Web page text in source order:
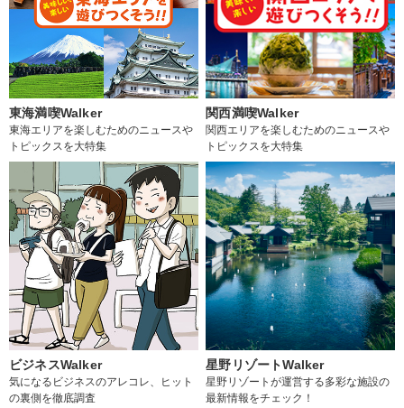
東海満喫Walker
東海エリアを楽しむためのニュースや
トピックスを大特集
関西満喫Walker
関西エリアを楽しむためのニュースや
トピックスを大特集
ビジネスWalker
気になるビジネスのアレコレ、ヒット
の裏側を徹底調査
星野リゾートWalker
星野リゾートが運営する多彩な施設の
最新情報をチェック！